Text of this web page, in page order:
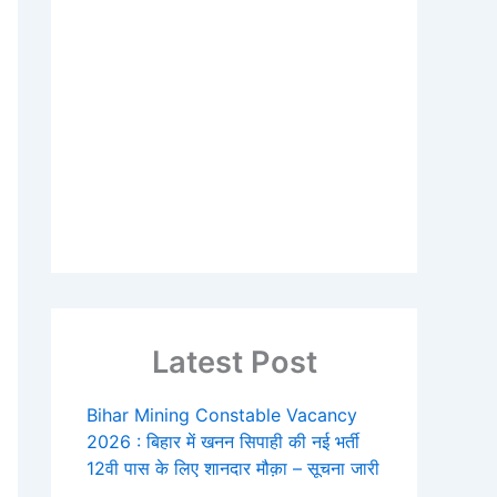
Latest Post
Bihar Mining Constable Vacancy
2026 : बिहार में खनन सिपाही की नई भर्ती
12वी पास के लिए शानदार मौक़ा – सूचना जारी